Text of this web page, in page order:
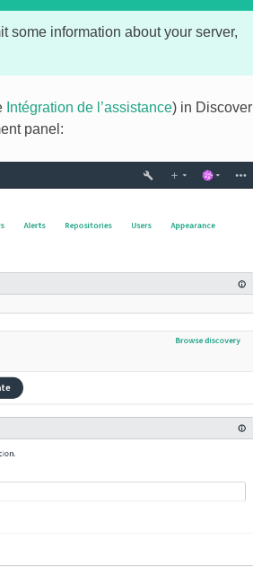
some information about your server,
Intégration de l’assistance) in Discover
panel: